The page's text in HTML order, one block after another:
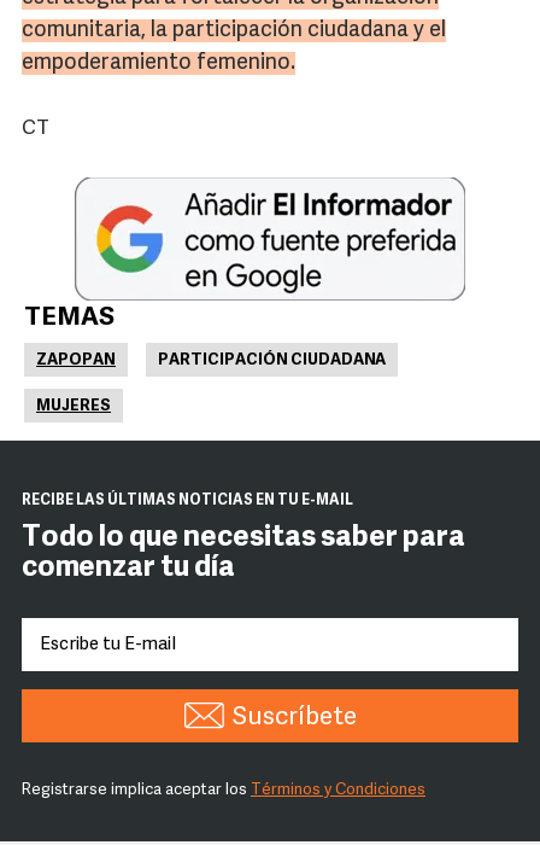
comunitaria, la participación ciudadana y el
empoderamiento femenino.
CT
TEMAS
ZAPOPAN PARTICIPACIÓN CIUDADANA
MUJERES
RECIBE LAS ÚLTIMAS NOTICIAS EN TU E-MAIL
Todo lo que necesitas saber para
comenzar tu día
Suscríbete
Registrarse implica aceptar los Términos y Condiciones